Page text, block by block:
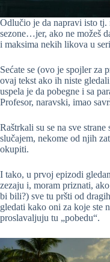
Odlučio je da napravi isto
sezone…jer, ako ne možeš
i maksima nekih likova u
Sećate se (ovo je spojler za
ovaj tekst ako ih niste
uspela je da pobegne i sa
Profesor, naravski, imao
Raštrkali su se na sve
slučajem, nekome od njih
okupiti.
I tako, u prvoj epizodi
zezaju i, moram priznati,
bi bili?) sve tu pršti od
gledati kako oni za koje ste
proslavaljuju tu „pobedu“.